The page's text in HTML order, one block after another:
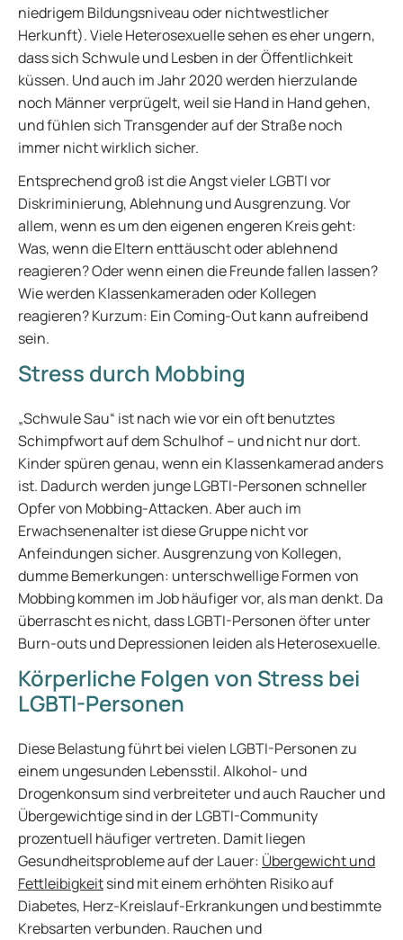
niedrigem Bildungsniveau oder nichtwestlicher
Herkunft). Viele Heterosexuelle sehen es eher ungern,
dass sich Schwule und Lesben in der Öffentlichkeit
küssen. Und auch im Jahr 2020 werden hierzulande
noch Männer verprügelt, weil sie Hand in Hand gehen,
und fühlen sich Transgender auf der Straße noch
immer nicht wirklich sicher.
Entsprechend groß ist die Angst vieler LGBTI vor
Diskriminierung, Ablehnung und Ausgrenzung. Vor
allem, wenn es um den eigenen engeren Kreis geht:
Was, wenn die Eltern enttäuscht oder ablehnend
reagieren? Oder wenn einen die Freunde fallen lassen?
Wie werden Klassenkameraden oder Kollegen
reagieren? Kurzum: Ein Coming-Out kann aufreibend
sein.
Stress durch Mobbing
„Schwule Sau“ ist nach wie vor ein oft benutztes
Schimpfwort auf dem Schulhof – und nicht nur dort.
Kinder spüren genau, wenn ein Klassenkamerad anders
ist. Dadurch werden junge LGBTI-Personen schneller
Opfer von Mobbing-Attacken. Aber auch im
Erwachsenenalter ist diese Gruppe nicht vor
Anfeindungen sicher. Ausgrenzung von Kollegen,
dumme Bemerkungen: unterschwellige Formen von
Mobbing kommen im Job häufiger vor, als man denkt. Da
überrascht es nicht, dass LGBTI-Personen öfter unter
Burn-outs und Depressionen leiden als Heterosexuelle.
Körperliche Folgen von Stress bei
LGBTI-Personen
Diese Belastung führt bei vielen LGBTI-Personen zu
einem ungesunden Lebensstil. Alkohol- und
Drogenkonsum sind verbreiteter und auch Raucher und
Übergewichtige sind in der LGBTI-Community
prozentuell häufiger vertreten. Damit liegen
Gesundheitsprobleme auf der Lauer: Übergewicht und
Fettleibigkeitsind mit einem erhöhten Risiko auf
Diabetes, Herz-Kreislauf-Erkrankungen und bestimmte
Krebsarten verbunden. Rauchen und